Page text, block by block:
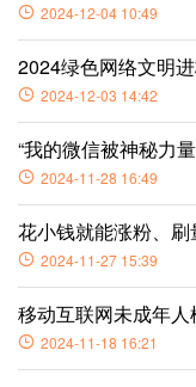
2024-12-04 10:49
2024绿色网络文明
2024-12-03 14:42
“我的微信被神秘力
2024-11-28 16:49
花小钱就能涨粉、刷
2024-11-27 15:39
移动互联网未成年
2024-11-18 16:21